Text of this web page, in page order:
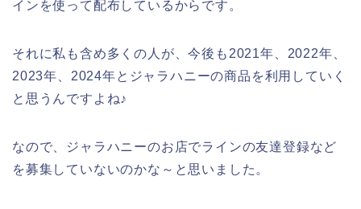
インを使って配布しているからです。
それに私も含め多くの人が、今後も2021年、2022年、
2023年、2024年とジャラハニーの商品を利用していく
と思うんですよね♪
なので、ジャラハニーのお店でラインの友達登録など
を募集していないのかな～と思いました。